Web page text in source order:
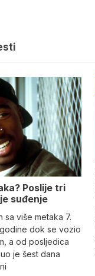
Poslije tri
suđenje
sa više metaka 7.
dok se vozio
a od posljedica
je šest dana